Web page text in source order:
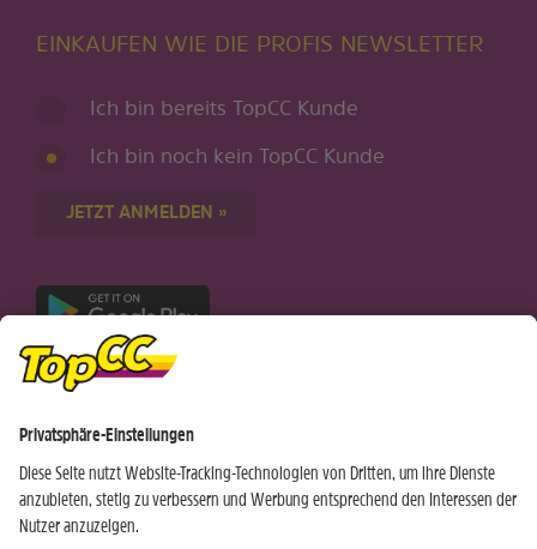
EINKAUFEN WIE DIE PROFIS NEWSLETTER
Ich bin bereits TopCC Kunde
Ich bin noch kein TopCC Kunde
JETZT ANMELDEN »
Nur für Android-Geräte
Wochen Hits
Standorte
Kundenbereich
Rezeptwelt
Weinwelt